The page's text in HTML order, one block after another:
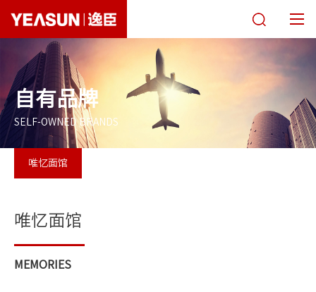
自有品牌
SELF-OWNED BRANDS
唯忆面馆
唯忆面馆
MEMORIES
关于逸臣
唯忆面馆